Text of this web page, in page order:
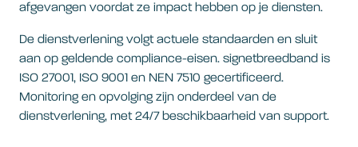
afgevangen voordat ze impact hebben op je diensten.
De dienstverlening volgt actuele standaarden en sluit
aan op geldende compliance-eisen. signetbreedband is
ISO 27001, ISO 9001 en NEN 7510 gecertificeerd.
Monitoring en opvolging zijn onderdeel van de
dienstverlening, met 24/7 beschikbaarheid van support.